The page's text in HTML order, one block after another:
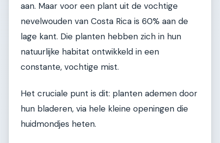
aan. Maar voor een plant uit de vochtige
nevelwouden van Costa Rica is 60% aan de
lage kant. Die planten hebben zich in hun
natuurlijke habitat ontwikkeld in een
constante, vochtige mist.
Het cruciale punt is dit: planten ademen door
hun bladeren, via hele kleine openingen die
huidmondjes heten.